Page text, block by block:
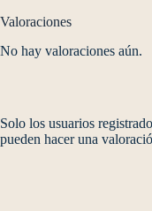
Valoraciones
No hay valoraciones aún.
Solo los usuarios
pueden hacer una